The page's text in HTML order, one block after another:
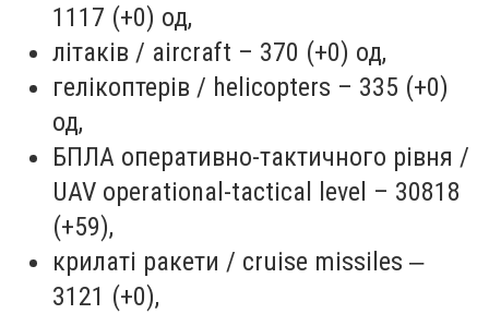
1117 (+0) од,
літаків / aircraft – 370 (+0) од,
гелікоптерів / helicopters – 335 (+0)
од,
БПЛА оперативно-тактичного рівня /
UAV operational-tactical level – 30818
(+59),
крилаті ракети / cruise missiles ‒
3121 (+0),